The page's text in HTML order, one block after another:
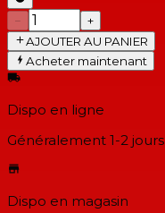
−
+
AJOUTER AU PANIER
Acheter maintenant
Dispo en ligne
Généralement 1-2 jours
Dispo en magasin